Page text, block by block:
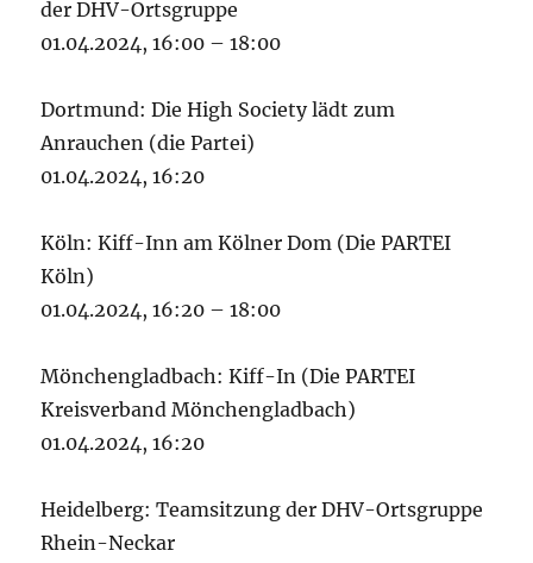
der DHV-Ortsgruppe
01.04.2024, 16:00 – 18:00
Dortmund: Die High Society lädt zum
Anrauchen (die Partei)
01.04.2024, 16:20
Köln: Kiff-Inn am Kölner Dom (Die PARTEI
Köln)
01.04.2024, 16:20 – 18:00
Mönchengladbach: Kiff-In (Die PARTEI
Kreisverband Mönchengladbach)
01.04.2024, 16:20
Heidelberg: Teamsitzung der DHV-Ortsgruppe
Rhein-Neckar